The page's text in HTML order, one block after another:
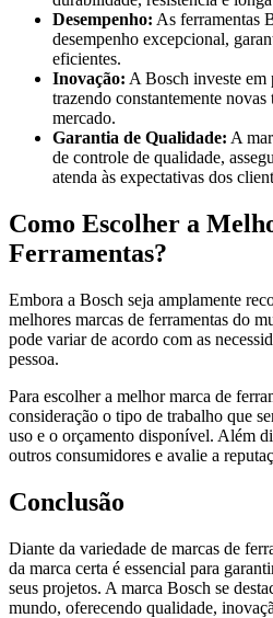
Desempenho: As ferramentas
desempenho excepcional,
eficientes.
Inovação: A Bosch investe em
trazendo constantemente
mercado.
Garantia de Qualidade: A
de controle de qualidade,
atenda às expectativas dos
Como Escolher a
Ferramentas?
Embora a Bosch seja amplamente
melhores marcas de ferramentas do
pode variar de acordo com as
pessoa.
Para escolher a melhor marca de
consideração o tipo de trabalho que
uso e o orçamento disponível. Além
outros consumidores e avalie a
Conclusão
Diante da variedade de marcas de
da marca certa é essencial para
seus projetos. A marca Bosch se
mundo, oferecendo qualidade,